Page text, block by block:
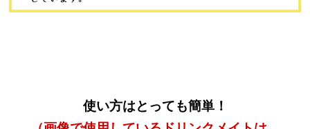
使い方はとっても簡単！